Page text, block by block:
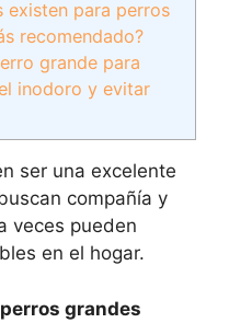
existen para perros
recomendado?
grande para
inodoro y evitar
ser una excelente
compañía y
veces pueden
en el hogar.
grandes